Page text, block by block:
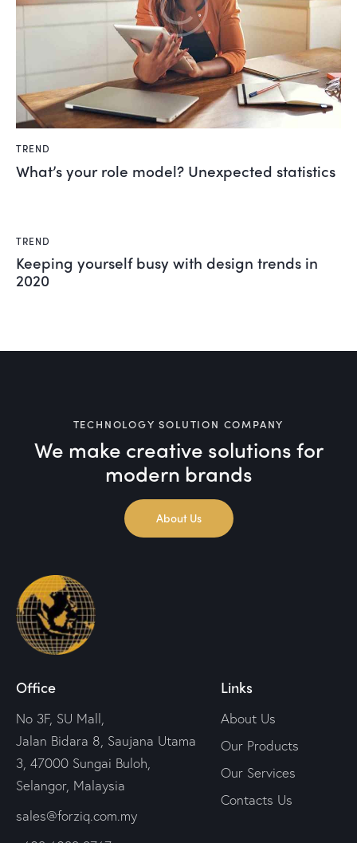
TREND
What’s your role model? Unexpected statistics
TREND
Keeping yourself busy with design trends in
2020
TECHNOLOGY SOLUTION COMPANY
We make creative solutionsfor
modern brands
About Us
Office
No 3F, SU Mall,
Jalan Bidara 8, Saujana Utama
3, 47000 Sungai Buloh,
Selangor, Malaysia
sales@forziq.com.my
Links
About Us
Our Products
Our Services
Contacts Us